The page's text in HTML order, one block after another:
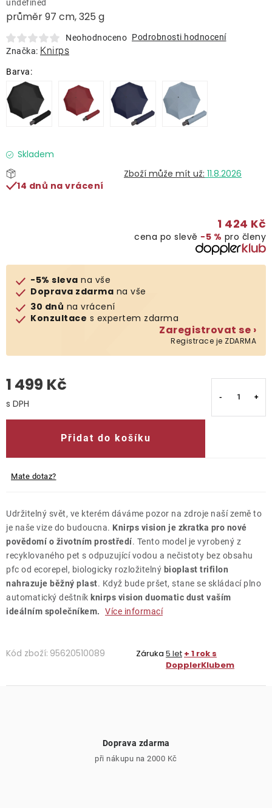
Lehátka
Doplňky
Gastro produkty
Kolekce
Prodávané značky
Naše katalogy
O nás
Kontakty
průměr 97 cm, 325 g
undefined
Neohodnoceno Podrobnosti hodnocení
Značka: Knirps
Skladem
11.8.2026
14 dnů na vrácení
1 424 Kč
cena po slevě −5 % pro členy
-5% sleva na vše
Doprava zdarma na vše
30 dnů na vrácení
Konzultace s expertem zdarma
Zaregistrovat se ›
Registrace je ZDARMA
1 499 Kč
Přidat do košíku
Mate dotaz?
Udržitelný svět, ve kterém dáváme pozor na zdroje naší země to
je naše vize do budoucna. Knirps vision je zkratka pro nové
povědomí o životním prostředí. Tento model je vyrobený z
recyklovaného pet s odpuzující vodou a nečistoty bez obsahu
pfc od ecorepel, biologicky rozložitelný bioplast trifilon
nahrazuje běžný plast. Když bude pršet, stane se skládací plno
automatický deštník knirps vision duomatic dust vaším
ideálním společníkem.
Více informací
Kód zboží: 95620510089 Záruka 5 let + 1 rok s
DopplerKlubem
Doprava zdarma
při nákupu na 2000 Kč